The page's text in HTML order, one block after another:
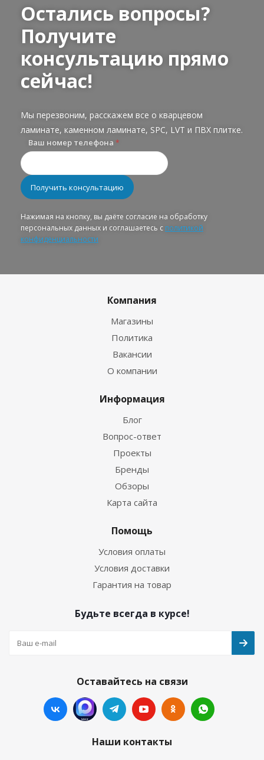
Остались вопросы?
Получите
консультацию прямо
сейчас!
Мы перезвоним, расскажем все о кварцевом
ламинате, каменном ламинате, SPC, LVT и ПВХ плитке.
Ваш номер телефона *
Нажимая на кнопку, вы даёте согласие на обработку
персональных данных и соглашаетесь с политикой
конфиденциальности
Компания
Магазины
Политика
Вакансии
О компании
Информация
Блог
Вопрос-ответ
Проекты
Бренды
Обзоры
Карта сайта
Помощь
Условия оплаты
Условия доставки
Гарантия на товар
Будьте всегда в курсе!
Оставайтесь на связи
Наши контакты